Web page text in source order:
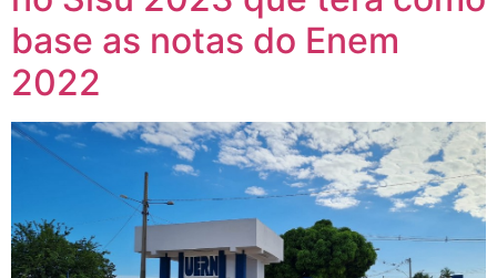
base as notas do Enem
2022